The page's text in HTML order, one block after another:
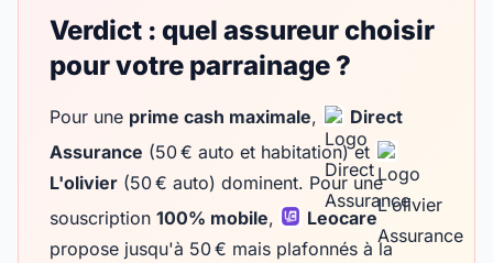
Verdict : quel assureur choisir
pour votre parrainage ?
Pour une prime cash maximale,
Direct
Assurance (50 € auto et habitation) et
L'olivier (50 € auto) dominent. Pour une
souscription 100% mobile,
Leocare
propose jusqu'à 50 € mais plafonnés à la